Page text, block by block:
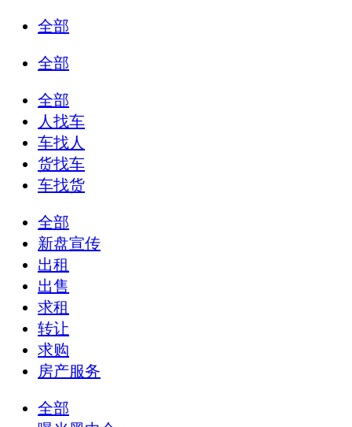
全部
全部
全部
人找车
车找人
货找车
车找货
全部
新盘宣传
出租
出售
求租
转让
求购
房产服务
全部